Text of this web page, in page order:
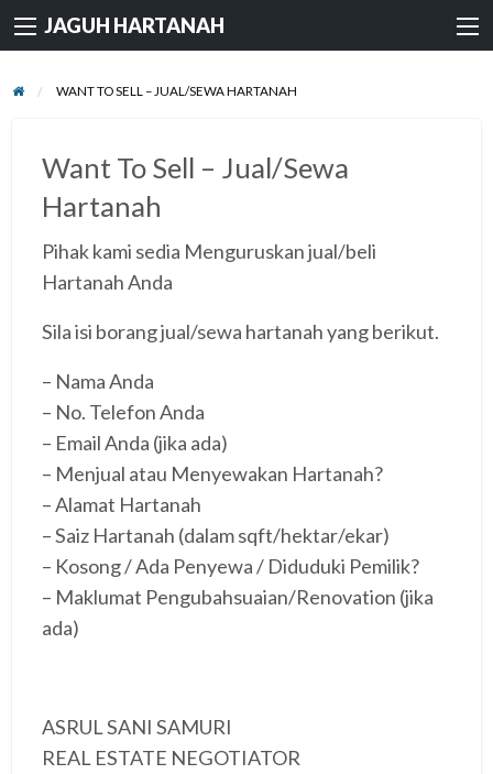
JAGUH HARTANAH
WANT TO SELL – JUAL/SEWA HARTANAH
Want To Sell – Jual/Sewa
Hartanah
Pihak kami sedia Menguruskan jual/beli
Hartanah Anda
Sila isi borang jual/sewa hartanah yang berikut.
– Nama Anda
– No. Telefon Anda
– Email Anda (jika ada)
– Menjual atau Menyewakan Hartanah?
– Alamat Hartanah
– Saiz Hartanah (dalam sqft/hektar/ekar)
– Kosong / Ada Penyewa / Diduduki Pemilik?
– Maklumat Pengubahsuaian/Renovation (jika
ada)
ASRUL SANI SAMURI
REAL ESTATE NEGOTIATOR